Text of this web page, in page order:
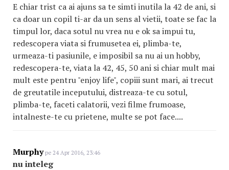
E chiar trist ca ai ajuns sa te simti inutila la 42 de ani, si
ca doar un copil ti-ar da un sens al vietii, toate se fac la
timpul lor, daca sotul nu vrea nu e ok sa impui tu,
redescopera viata si frumusetea ei, plimba-te,
urmeaza-ti pasiunile, e imposibil sa nu ai un hobby,
redescopera-te, viata la 42, 45, 50 ani si chiar mult mai
mult este pentru "enjoy life", copiii sunt mari, ai trecut
de greutatile inceputului, distreaza-te cu sotul,
plimba-te, faceti calatorii, vezi filme frumoase,
intalneste-te cu prietene, multe se pot face....
Murphype 24 Apr 2016, 23:46
nu inteleg